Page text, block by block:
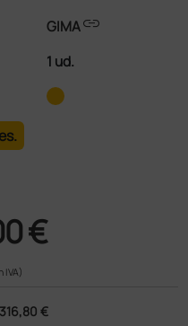
GIMAlink
1 ud.
€
IVA)
316,80 €